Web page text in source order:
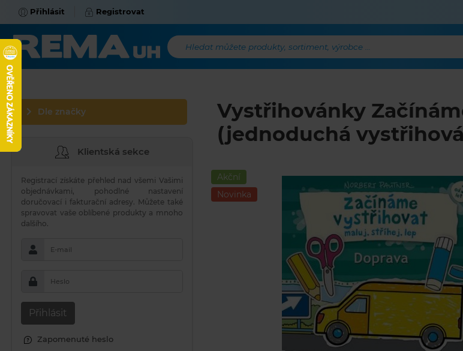
Přihlásit Registrovat
Hledat můžete produkty, sortiment, výrobce ...
Vystřihovánky
(jednoduchá
Akční
Novinka
Dle značky
Klientská sekce
Registrací získáte přehled nad všemi Vašimi
objednávkami, pohodlné nastavení
doručovací i fakturační adresy. Můžete také
spravovat vaše oblíbené produkty a mnoho
dalšího.
E-mail
Heslo
Přihlásit
Zapomenuté heslo